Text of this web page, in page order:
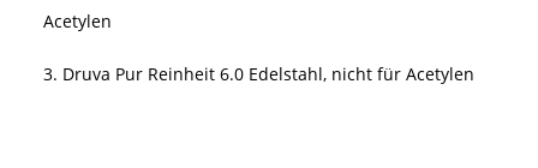
Acetylen
3. Druva Pur Reinheit 6.0 Edelstahl, nicht für Acetylen